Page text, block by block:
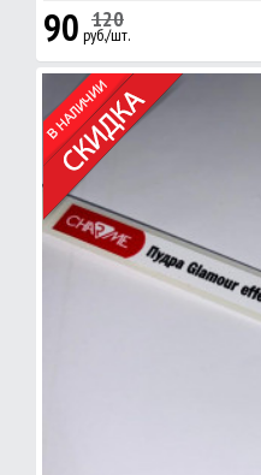
120
90 руб./шт.